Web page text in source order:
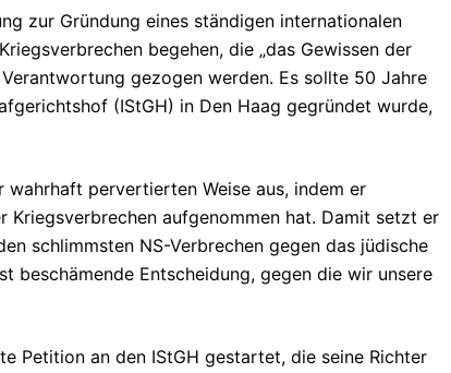
zur Gründung eines ständigen internationalen
begehen, die „das Gewissen der
gezogen werden. Es sollte 50 Jahre
(IStGH) in Den Haag gegründet wurde,
pervertierten Weise aus, indem er
Kriegsverbrechen aufgenommen hat. Damit setzt er
schlimmsten NS-Verbrechen gegen das jüdische
beschämende Entscheidung, gegen die wir unsere
Petition an den IStGH gestartet, die seine Richter